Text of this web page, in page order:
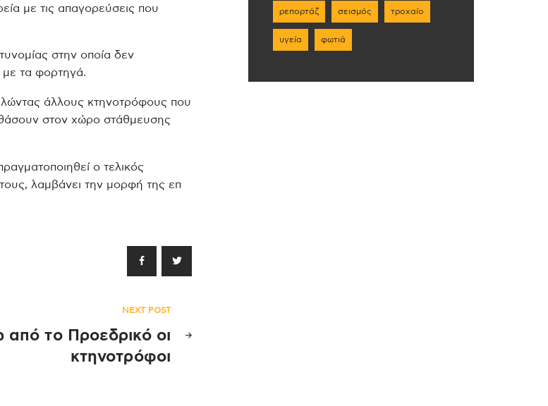
με τις απαγορεύσεις που
στην οποία δεν
με τα φορτηγά.
άλλους κτηνοτρόφους που
στον χώρο στάθμευσης
ο τελικός
λαμβάνει την μορφή της επ
NEXT POST
από το Προεδρικό οι
κτηνοτρόφοι
ρεπορτάζ σεισμός τροχαίο
υγεία φωτιά